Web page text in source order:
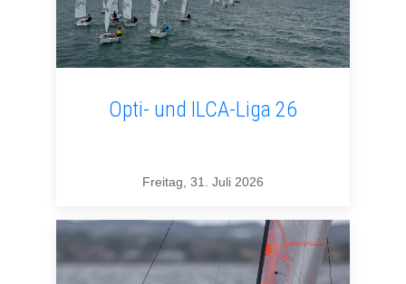
Opti- und ILCA-Liga 26
Freitag, 31. Juli 2026